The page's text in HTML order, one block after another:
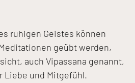
ruhigen Geistes können
geübt werden,
auch Vipassana genannt,
Liebe und Mitgefühl.